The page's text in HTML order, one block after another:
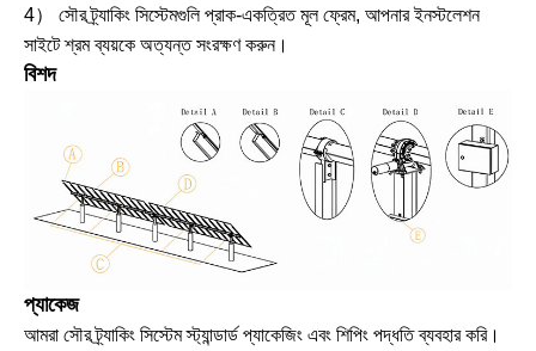
4） সৌর ট্র্যাকিং সিস্টেমগুলি প্রাক-একত্রিত মূল ফ্রেম, আপনার ইনস্টলেশন
সাইটে শ্রম ব্যয়কে অত্যন্ত সংরক্ষণ করুন।
বিশদ
প্যাকেজ
আমরা সৌর ট্র্যাকিং সিস্টেম স্ট্যান্ডার্ড প্যাকেজিং এবং শিপিং পদ্ধতি ব্যবহার করি।